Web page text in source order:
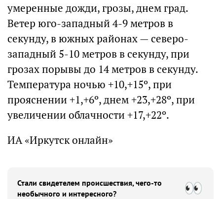
умеренные дожди, грозы, днем град.
Ветер юго-западный 4-9 метров в
секунду, в южных районах — северо-
западный 5-10 метров в секунду, при
грозах порывы до 14 метров в секунду.
Температура ночью +10,+15º, при
прояснении +1,+6º, днем +23,+28º, при
увеличении облачности +17,+22º.
ИА «Иркутск онлайн»
Стали свидетелем происшествия, чего-то
необычного и интересного?